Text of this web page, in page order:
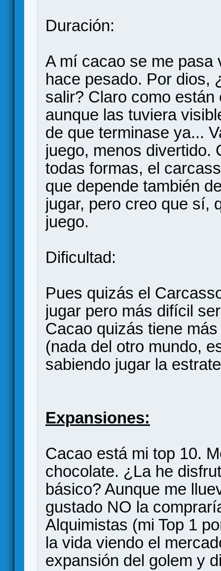
Duración:
A mí cacao se me pasa
hace pesado. Por dios,
salir? Claro como
aunque las tuviera
de que terminase ya...
juego, menos divertido.
todas formas, el
que depende también
jugar, pero creo que sí,
juego.
Dificultad:
Pues quizás el
jugar pero más difícil
Cacao quizás tiene
(nada del otro mundo,
sabiendo jugar la
Expansiones:
Cacao está mi top 10.
chocolate. ¿La he
básico? Aunque me
gustado NO la
Alquimistas (mi Top 1
la vida viendo el
expansión del golem y